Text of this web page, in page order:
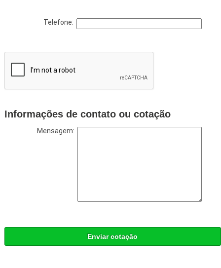
Telefone:
Informações de contato ou cotação
Mensagem:
Enviar cotação